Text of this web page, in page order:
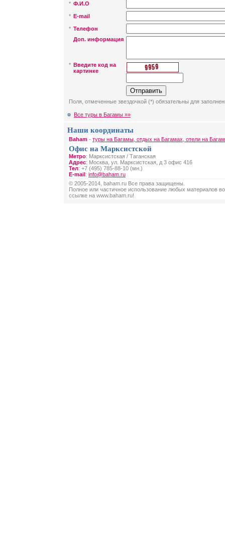
* Ф.И.О
* E-mail
* Телефон
Доп. информация
* Введите код на
картинке
Поля, отмеченные звездочкой (*) обязательны для
Все туры в Багамы »»
Наши координаты
Baham - туры на Багамы, отдых на Багамах, отели на
Офис на Марксистской
Метро: Марксистская / Таганская
Адрес: Москва, ул. Марксистская, д 3 офис 416
Тел: +7 (495) 785-88-10 (мн.)
E-mail: info@baham.ru
© 2005-2014, baham.ru Все права защищены.
Полное или частичное использование любых материалов
ссылке на www.baham.ru!